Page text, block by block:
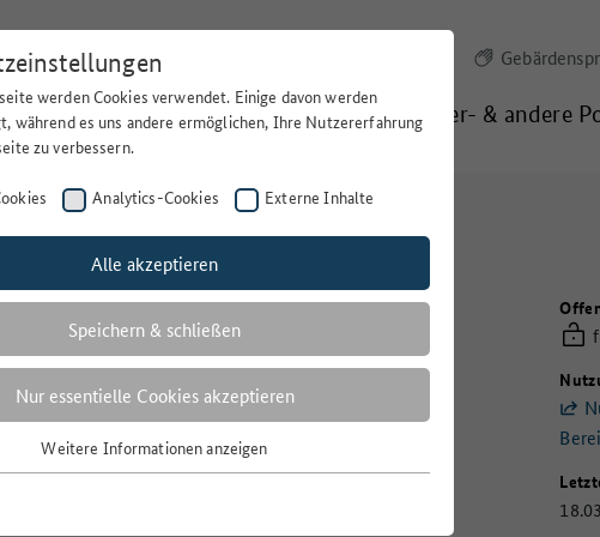
Suchen Länder- & andere
Nutzung für die Bodenklimaräume
werden Cookies verwendet. Einige davon werden
während es uns andere ermöglichen, Ihre Nutzererfahrung
zu verbessern.
Analytics-Cookies Externe Inhalte
Alle akzeptieren
Speichern & schließen
Nur essentielle Cookies akzeptieren
Weitere Informationen anzeigen